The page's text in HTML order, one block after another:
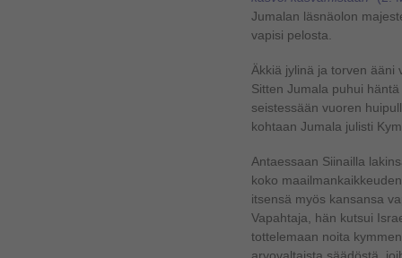
Jumalan läsnäolon
vapisi pelosta.
Äkkiä jylinä ja torven ääni
Sitten Jumala puhui
seistessään vuoren
kohtaan Jumala julisti
Antaessaan Siinailla
koko
itsensä myös kansansa
Vapahtaja, hän kutsui
tottelemaan noita